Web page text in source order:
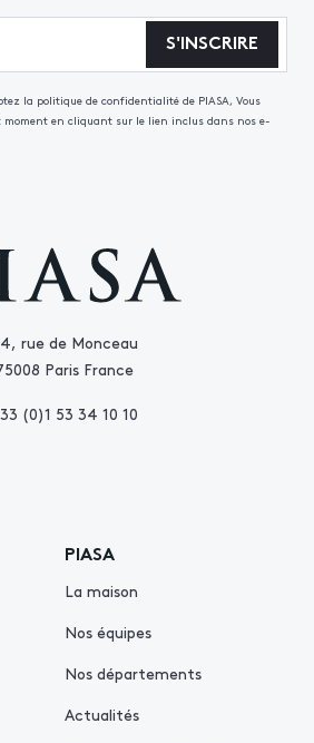
rue de Monceau
Paris France
(0)1 53 34 10 10
PIASA
La maison
Nos équipes
Nos départements
Actualités
S'INSCRIRE
la politique de confidentialité de PIASA, Vous
moment en cliquant sur le lien inclus dans nos e-